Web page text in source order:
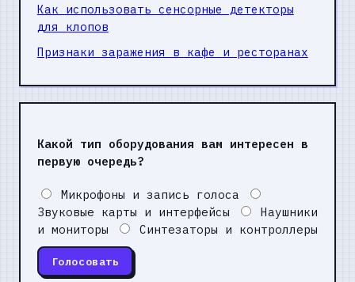
Как использовать сенсорные детекторы
для клопов
Признаки заражения в кафе и ресторанах
Какой тип оборудования вам интересен в
первую очередь?
Микрофоны и запись голоса
Звуковые карты и интерфейсы
Наушники
и мониторы
Синтезаторы и контроллеры
Голосовать